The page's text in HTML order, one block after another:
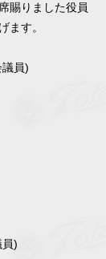
賜りました役員
ます。
員)
)